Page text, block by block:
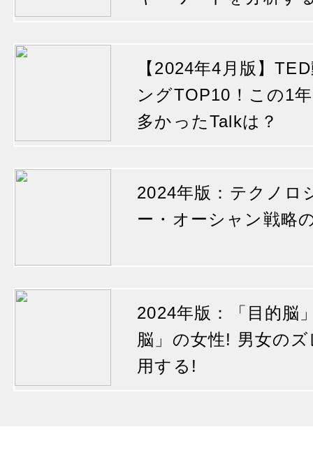
【2024年4月版】
ングTOP10！この1
多かったTalkは？
2024年版：テクノロ
ー・オーシャン戦略
2024年版：「目的脳
脳」の女性! 男女の
用する!